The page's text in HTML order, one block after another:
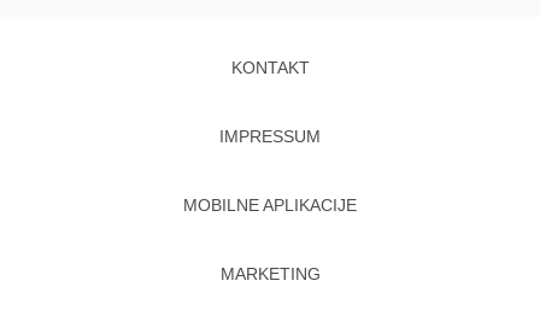
KONTAKT
IMPRESSUM
MOBILNE APLIKACIJE
MARKETING